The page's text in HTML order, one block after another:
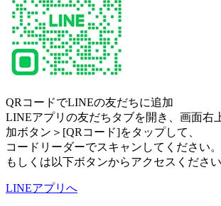
QRコードでLINEの友だちに追加
LINEアプリの友だちタブを開き、画面右
加ボタン＞[QRコード]をタップして、
コードリーダーでスキャンしてください。
もしくは以下ボタンからアクセスください
LINEアプリへ